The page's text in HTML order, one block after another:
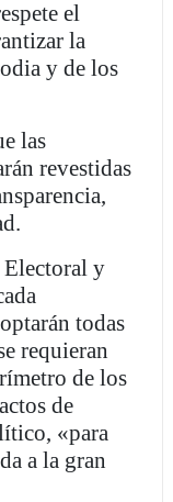
el
la
y de los
las
revestidas
y
todas
requieran
de los
de
«para
a la gran